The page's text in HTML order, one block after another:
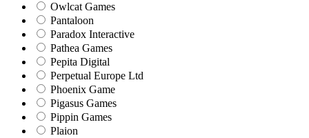
Owlcat Games
Pantaloon
Paradox Interactive
Pathea Games
Pepita Digital
Perpetual Europe Ltd
Phoenix Game
Pigasus Games
Pippin Games
Plaion